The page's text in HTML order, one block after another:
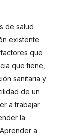
de salud
existente
que
que tiene,
sanitaria y
de un
a trabajar
la
a